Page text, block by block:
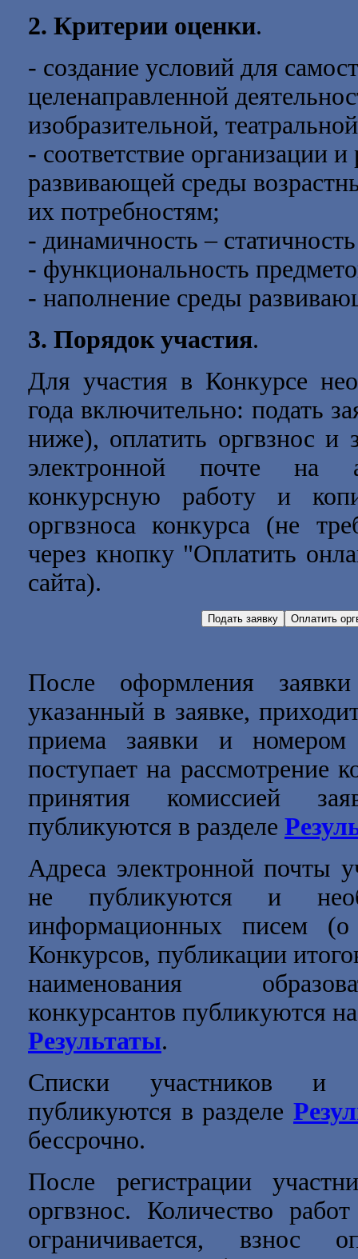
2. Критерии оценки.
- создание условий для
целенаправленной
изобразительной,
- соответствие организации
развивающей среды
их потребностям;
- динамичность –
- функциональность
- наполнение среды
3. Порядок участия.
Для участия в Конкурсе
года включительно: подать
ниже), оплатить оргвзнос и
электронной почте
конкурсную работу и
оргвзноса конкурса (не
через кнопку "Оплатить
сайта).
После оформления
указанный в заявке,
приема заявки и номером
поступает на рассмотрение
принятия комиссией
публикуются в разделе
Адреса электронной почты
не публикуются и
информационных писем (о
Конкурсов, публикации
наименования
конкурсантов публикуются
Результаты.
Списки участников и
публикуются в разделе
бессрочно.
После регистрации
оргвзнос. Количество
ограничивается, взнос